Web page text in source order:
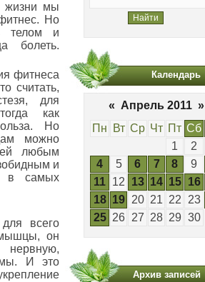
жизни мы
Но
телом и
болеть.
фитнеса
считать,
для
как
Но
можно
любым
и
в самых
всего
мышцы, он
И это
Календарь
« Апрель 2011 »
Пн
Вт Ср Чт Пт Сб
1
2
4
5 6 7 8 9
11 12 13 14 15 16
18 19 20 21 22 23
25 26 27 28 29 30
Архив записей